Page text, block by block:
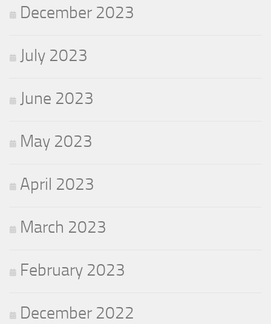
December 2023
July 2023
June 2023
May 2023
April 2023
March 2023
February 2023
December 2022